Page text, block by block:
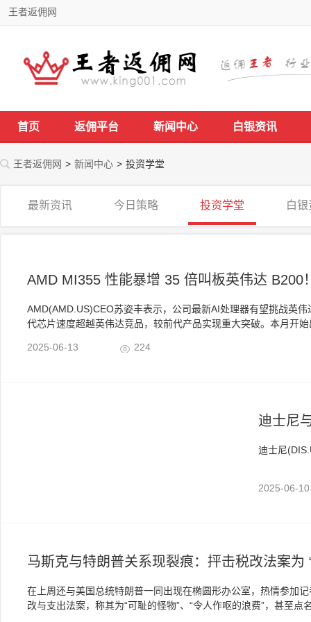
王者返佣网
首页 返佣平台 新闻中心 白银资讯
王者返佣网 > 新闻中心 > 投资学堂
最新资讯 今日策略 投资学堂 白
AMD MI355 性能暴增 35 倍叫板英伟达
AMD(AMD.US)CEO苏姿丰表示，公司最新AI处理器有望挑战英
代芯片速度超越英伟达竞品，较前代产品实现重大突破。本月开
2025-06-13 224
迪士尼
迪士尼
2025-
马斯克与特朗普关系现裂痕：抨击税改法案为
在上周还与美国总统特朗普一同出现在椭圆形办公室，热情参加
改与支出法案，称其为“可耻的怪物”、“令人作呕的浪费”，甚至